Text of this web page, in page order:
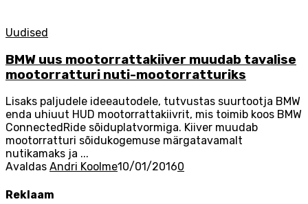
Uudised
BMW uus mootorrattakiiver muudab tavalise
mootorratturi nuti-mootorratturiks
Lisaks paljudele ideeautodele, tutvustas suurtootja BMW
enda uhiuut HUD mootorrattakiivrit, mis toimib koos BMW
ConnectedRide sõiduplatvormiga. Kiiver muudab
mootorratturi sõidukogemuse märgatavamalt
nutikamaks ja ...
Avaldas Andri Koolme10/01/20160
Reklaam